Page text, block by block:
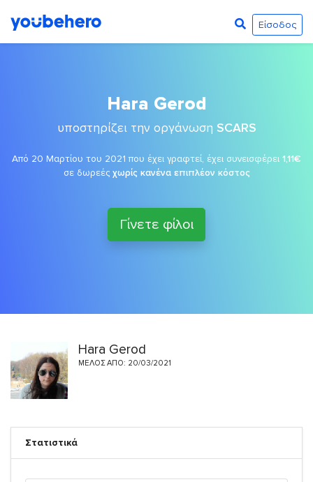
Είσοδος
Hara Gerod
υποστηρίζει την οργάνωση SCARS
Από 20 Μαρτίου του 2021 που έχει γραφτεί, έχει συνεισφέρει 1,11€
σε δωρεές χωρίς κανένα επιπλέον κόστος
Γίνετε φίλοι
Hara Gerod
ΜΈΛΟΣ ΑΠΌ: 20/03/2021
Στατιστικά